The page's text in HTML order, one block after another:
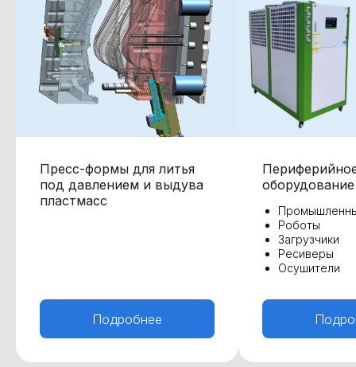
Пресс-формы для литья
под давлением и выдува
пластмасс
Подробнее
оборудование
Роботы
Загрузчики
Ресиверы
Осушители